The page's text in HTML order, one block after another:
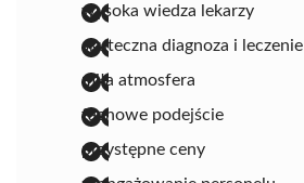
wysoka wiedza lekarzy
skuteczna diagnoza i leczenie
miła atmosfera
fachowe podejście
przystępne ceny